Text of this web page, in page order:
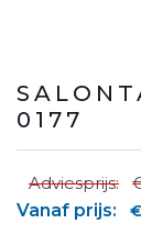
0177
Adviesprijs:
Vanaf prijs: